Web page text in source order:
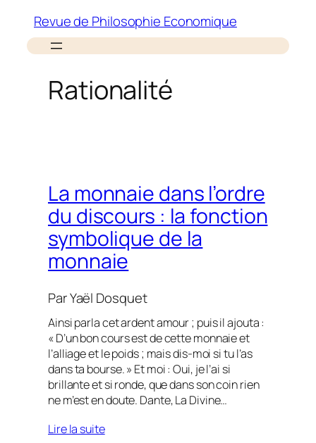
contenu
Revue de Philosophie Economique
Rationalité
La monnaie dans l’ordre
du discours : la fonction
symbolique de la
monnaie
ParYaël Dosquet
Ainsi parla cet ardent amour ; puis il ajouta :
« D’un bon cours est de cette monnaie et
l’alliage et le poids ; mais dis-moi si tu l’as
dans ta bourse. » Et moi : Oui, je l’ai si
brillante et si ronde, que dans son coin rien
ne m’est en doute. Dante, La Divine…
Lire la suite